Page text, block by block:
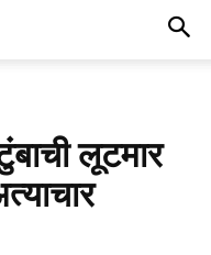
लूटमार